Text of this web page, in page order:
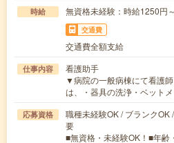
時給 無資格未経験：時給1250
交通費
交通費全額支給
仕事内容
看護助手
▼病院の一般病棟にて看護
は、・器具の洗浄・ベット
応募資格
職種未経験OK / ブランクOK
要
■無資格・未経験OK！■年齢